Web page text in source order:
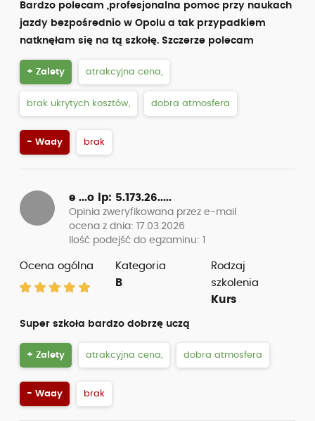
Bardzo polecam ,profesjonalna pomoc przy naukach
jazdy bezpośrednio w Opolu a tak przypadkiem
natknęłam się na tą szkołę. Szczerze polecam
+ Zalety atrakcyjna cena,
brak ukrytych kosztów, dobra atmosfera
- Wady brak
e ...o ip: 5.173.26.....
Opinia zweryfikowana przez e-mail
ocena z dnia: 17.03.2026
Ilość podejść do egzaminu: 1
Ocena ogólna
Kategoria
B
Rodzaj
szkolenia
Kurs
Super szkoła bardzo dobrzę uczą
+ Zalety atrakcyjna cena, dobra atmosfera
- Wady brak